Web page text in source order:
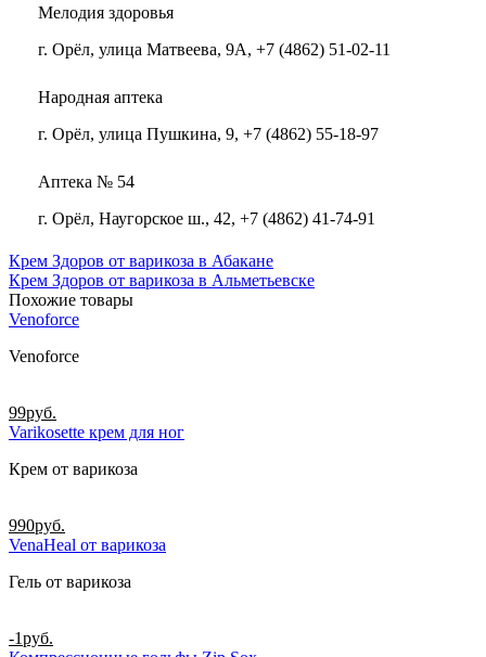
Мелодия здоровья
г. Орёл, улица Матвеева, 9А, +7 (4862) 51-02-11
Народная аптека
г. Орёл, улица Пушкина, 9, +7 (4862) 55-18-97
Аптека № 54
г. Орёл, Наугорское ш., 42, +7 (4862) 41-74-91
Крем Здоров от варикоза в Абакане
Крем Здоров от варикоза в Альметьевске
Похожие товары
Venoforce
Venoforce
99руб.
Varikosette крем для ног
Крем от варикоза
990руб.
VenaHeal от варикоза
Гель от варикоза
-1руб.